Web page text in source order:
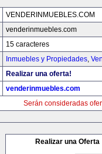
VENDERINMUEBLES.COM
venderinmuebles.com
15 caracteres
Inmuebles y Propiedades,
Realizar una oferta!
venderinmuebles.com
Serán consideradas
Realizar una Oferta